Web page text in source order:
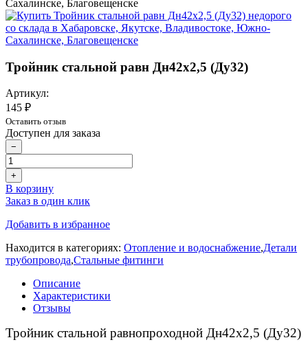
Тройник стальной равн Дн42х2,5 (Ду32)
Артикул:
145 ₽
Оставить отзыв
Доступен для заказа
−
+
В корзину
Заказ в один клик
Добавить в избранное
Находится в категориях: Отопление и водоснабжение,Детали
трубопровода,Стальные фитинги
Описание
Характеристики
Отзывы
Тройник стальной равнопроходной Дн42х2,5 (Ду32)